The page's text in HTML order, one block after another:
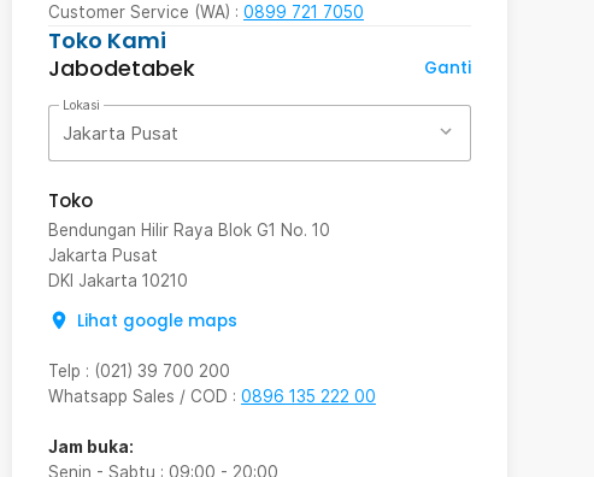
Customer Service (WA) : 0899 721 7050
Toko Kami
Jabodetabek
Ganti
Lokasi
Jakarta Pusat
Toko
Bendungan Hilir Raya Blok G1 No. 10
Jakarta Pusat
DKI Jakarta 10210
Lihat google maps
Telp : (021) 39 700 200
Whatsapp Sales / COD : 0896 135 222 00
Jam buka:
Senin - Sabtu : 09:00 - 20:00